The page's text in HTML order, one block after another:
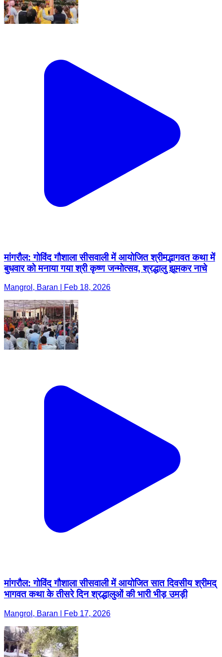
मांगरौल: गोविंद गौशाला सीसवाली में आयोजित श्रीमद्भागवत कथा में
बुधवार को मनाया गया श्री कृष्ण जन्मोत्सव, श्रद्धालु झूमकर नाचे
Mangrol, Baran | Feb 18, 2026
मांगरौल: गोविंद गौशाला सीसवाली में आयोजित सात दिवसीय श्रीमद्
भागवत कथा के तीसरे दिन श्रद्धालुओं की भारी भीड़ उमड़ी
Mangrol, Baran | Feb 17, 2026